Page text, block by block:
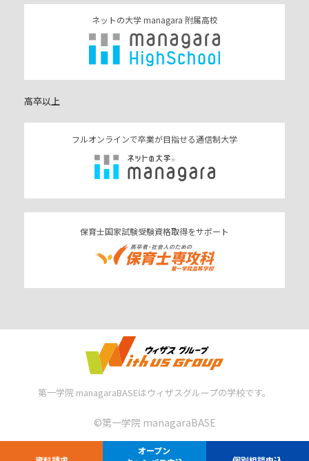
オープン
ネットの大学 managara 附属高校
高卒以上
フルオンラインで卒業が目指せる通信制大学
保育士国家試験受験資格取得をサポート
第一学院 managaraBASEはウィザスグループの学校です。
©︎第一学院 managaraBASE